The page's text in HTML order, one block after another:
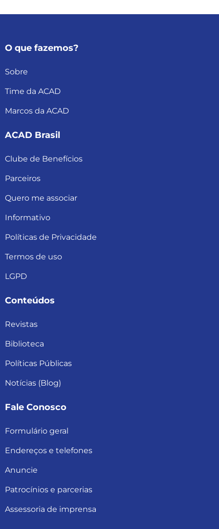
O que fazemos?
Sobre
Time da ACAD
Marcos da ACAD
ACAD Brasil
Clube de Benefícios
Parceiros
Quero me associar
Informativo
Políticas de Privacidade
Termos de uso
LGPD
Conteúdos
Revistas
Biblioteca
Políticas Públicas
Notícias (Blog)
Fale Conosco
Formulário geral
Endereços e telefones
Anuncie
Patrocínios e parcerias
Assessoria de imprensa